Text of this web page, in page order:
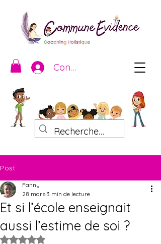
Connexion
Post
Et si l’école enseignait
aussi l’estime de soi ?
Fanny
28 mars 3 min de lecture
Noté NaN étoiles sur 5.